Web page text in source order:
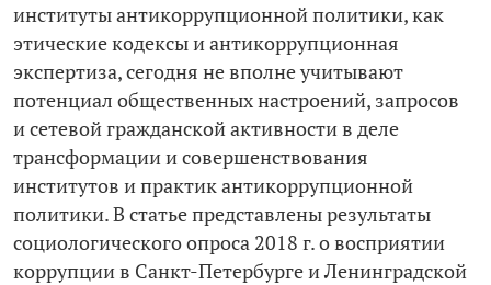
институты антикоррупционной политики, как
этические кодексы и антикоррупционная
экспертиза, сегодня не вполне учитывают
потенциал общественных настроений, запросов
и сетевой гражданской активности в деле
трансформации и совершенствования
институтов и практик антикоррупционной
политики. В статье представлены результаты
социологического опроса 2018 г. о восприятии
коррупции в Санкт-Петербурге и Ленинградской